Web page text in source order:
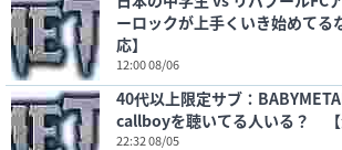
ーロックが上手くいき始めて
応】
12:00 08/06
40代以上限定サブ：
callboyを聴いてる人いる？ 【
22:32 08/05